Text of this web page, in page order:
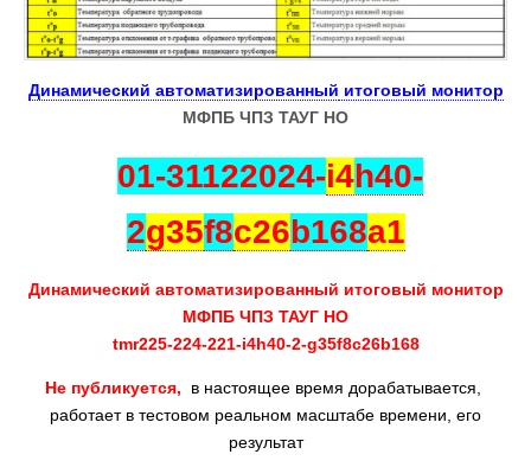
Динамический автоматизированный итоговый монитор
МФПБ ЧПЗ ТАУГ НО
01-31122024-i4h40-
2g35f8c26b168a1
Динамический автоматизированный итоговый монитор
МФПБ ЧПЗ ТАУГ НО
tmr225-224-221-i4h40-2-g35f8c26b168
Не публикуется,
в настоящее время дорабатывается,
работает в тестовом реальном масштабе времени, его
результат